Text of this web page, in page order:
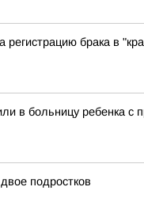
регистрацию брака в
в больницу ребенка
подростков